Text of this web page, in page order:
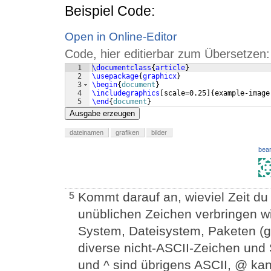
Beispiel Code:
Open in Online-Editor
Code, hier editierbar zum Übersetzen:
1
2
3
4
5
\documentclass{article}
\usepackage{graphicx}
\begin{document }
\includegraphics
scale=0.25 {example-
\end {document }
Ausgabe erzeugen
dateinamen grafiken bilder
5 Kommt darauf an, wieviel Zeit
unüblichen Zeichen verbringen
System, Dateisystem, Paketen
diverse nicht-ASCII-Zeichen
und ^ sind übrigens ASCII, @